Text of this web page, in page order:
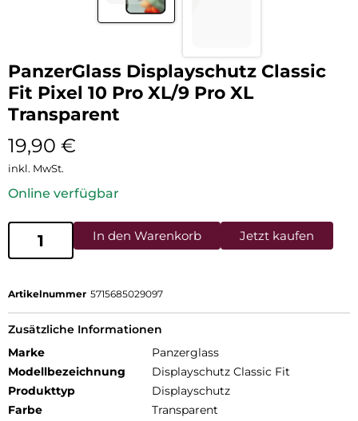
PanzerGlass Displayschutz Classic
Fit Pixel 10 Pro XL/9 Pro XL
Transparent
19,90 €
inkl. MwSt.
Online verfügbar
In den Warenkorb Jetzt kaufen
Artikelnummer 5715685029097
Zusätzliche Informationen
Marke
Panzerglass
Modellbezeichnung
Displayschutz Classic Fit
Produkttyp
Displayschutz
Farbe
Transparent